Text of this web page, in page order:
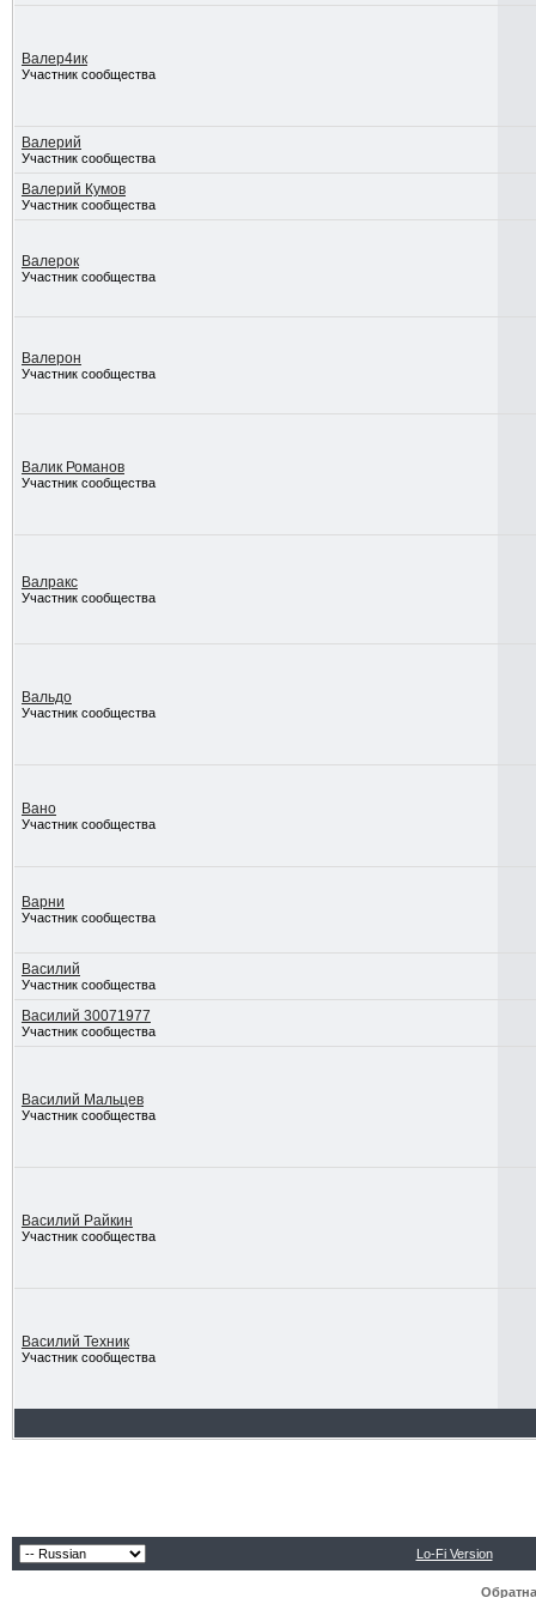
Валер4ик
Участник сообщества
Валерий
Участник сообщества
Валерий Кумов
Участник сообщества
Валерок
Участник сообщества
Валерон
Участник сообщества
Валик Романов
Участник сообщества
Валракс
Участник сообщества
Вальдо
Участник сообщества
Вано
Участник сообщества
Варни
Участник сообщества
Василий
Участник сообщества
Василий 30071977
Участник сообщества
Василий Мальцев
Участник сообщества
Василий Райкин
Участник сообщества
Василий Техник
Участник сообщества
Lo-Fi Version